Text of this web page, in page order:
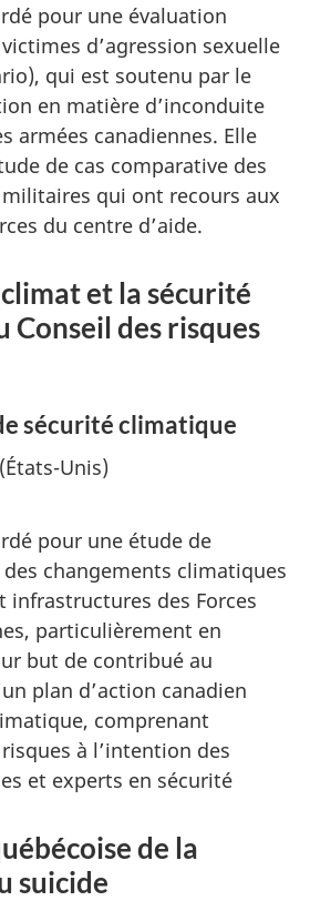
pour une évaluation
d’agression sexuelle
qui est soutenu par le
en matière d’inconduite
armées canadiennes. Elle
de cas comparative des
qui ont recours aux
du centre d’aide.
et la sécurité
Conseil des risques
sécurité climatique
(États-Unis)
pour une étude de
changements climatiques
infrastructures des Forces
particulièrement en
but de contribué au
plan d’action canadien
comprenant
à l’intention des
et experts en sécurité
de la
suicide